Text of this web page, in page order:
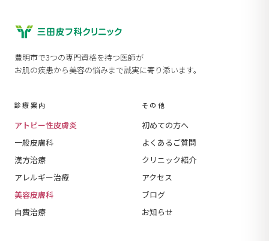
豊明市で3つの専門資格を持つ医師が
お肌の疾患から美容の悩みまで誠実に寄り添います。
診療案内
アトピー性皮膚炎
一般皮膚科
漢方治療
アレルギー治療
美容皮膚科
自費治療
その他
初めての方へ
よくあるご質問
クリニック紹介
アクセス
ブログ
お知らせ